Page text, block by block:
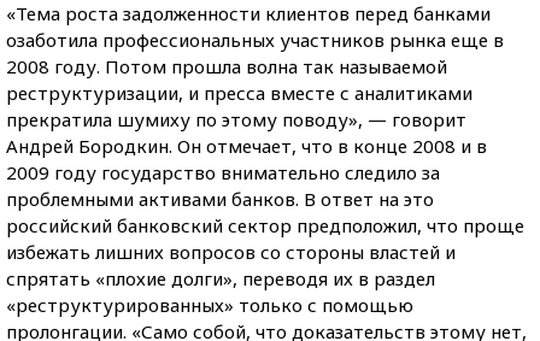
«Тема роста задолженности клиентов перед банками
озаботила профессиональных участников рынка еще в
2008 году. Потом прошла волна так называемой
реструктуризации, и пресса вместе с аналитиками
прекратила шумиху по этому поводу», — говорит
Андрей Бородкин. Он отмечает, что в конце 2008 и в
2009 году государство внимательно следило за
проблемными активами банков. В ответ на это
российский банковский сектор предположил, что проще
избежать лишних вопросов со стороны властей и
спрятать «плохие долги», переводя их в раздел
«реструктурированных» только с помощью
пролонгации. «Само собой, что доказательств этому нет,